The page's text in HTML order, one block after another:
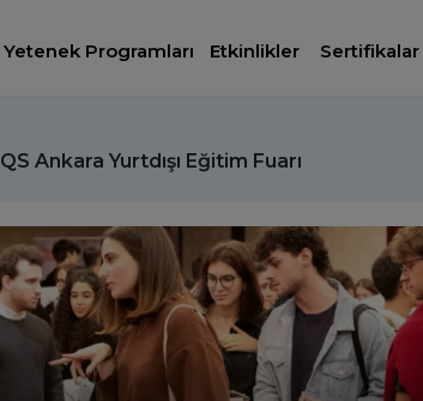
Yetenek Programları Etkinlikler Sertifikalar
QS Ankara Yurtdışı Eğitim Fuarı